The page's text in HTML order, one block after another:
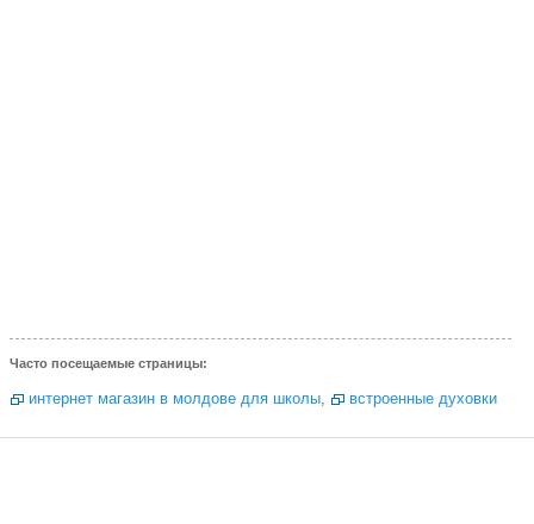
Часто посещаемые страницы:
интернет магазин в молдове для школы, встроенные духовки